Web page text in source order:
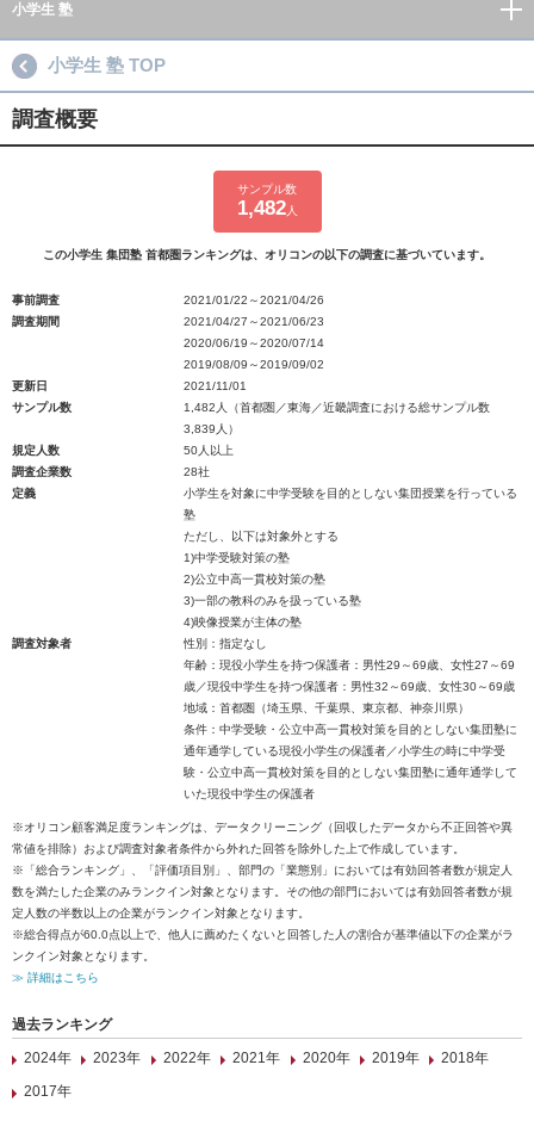
小学生 塾
小学生 塾 TOP
調査概要
サンプル数
1,482人
この小学生 集団塾 首都圏ランキングは、オリコンの以下の調査に基づいています。
事前調査
2021/01/22～2021/04/26
調査期間
2021/04/27～2021/06/23
2020/06/19～2020/07/14
2019/08/09～2019/09/02
更新日
2021/11/01
サンプル数
1,482人（首都圏／東海／近畿調査における総サンプル数
3,839人）
規定人数
50人以上
調査企業数
28社
定義
小学生を対象に中学受験を目的としない集団授業を行っている
塾
ただし、以下は対象外とする
1)中学受験対策の塾
2)公立中高一貫校対策の塾
3)一部の教科のみを扱っている塾
4)映像授業が主体の塾
調査対象者
性別：指定なし
年齢：現役小学生を持つ保護者：男性29～69歳、女性27～69
歳／現役中学生を持つ保護者：男性32～69歳、女性30～69歳
地域：首都圏（埼玉県、千葉県、東京都、神奈川県）
条件：中学受験・公立中高一貫校対策を目的としない集団塾に
通年通学している現役小学生の保護者／小学生の時に中学受
験・公立中高一貫校対策を目的としない集団塾に通年通学して
いた現役中学生の保護者
※オリコン顧客満足度ランキングは、データクリーニング（回収したデータから不正回答や異
常値を排除）および調査対象者条件から外れた回答を除外した上で作成しています。
※「総合ランキング」、「評価項目別」、部門の「業態別」においては有効回答者数が規定人
数を満たした企業のみランクイン対象となります。その他の部門においては有効回答者数が規
定人数の半数以上の企業がランクイン対象となります。
※総合得点が60.0点以上で、他人に薦めたくないと回答した人の割合が基準値以下の企業がラ
ンクイン対象となります。
≫ 詳細はこちら
過去ランキング
2024年
2023年 2022年 2021年 2020年 2019年
2018年
2017年